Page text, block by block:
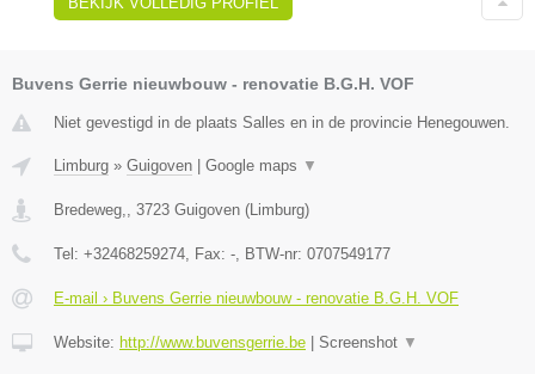
Buvens Gerrie nieuwbouw - renovatie B.G.H. VOF
Niet gevestigd in de plaats Salles en in de provincie Henegouwen.
Limburg » Guigoven | Google maps ▼
Bredeweg, 3723 Guigoven (Limburg)
Tel: +32468259274 , Fax: - , BTW-nr: 0707549177
E-mail › Buvens Gerrie nieuwbouw - renovatie B.G.H. VOF
Website: http://www.buvensgerrie.be | Screenshot ▼